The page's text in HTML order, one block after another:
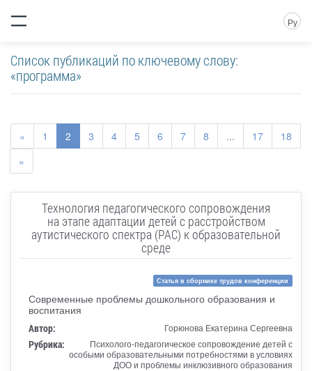
Ру
Список публикаций по ключевому слову:
«программа»
« 1 2 3 4 5 6 7 8 ... 17
18
»
Технология педагогического сопровождения
на этапе адаптации детей с расстройством
аутистического спектра (РАС) к образовательной
среде
Статья в сборнике трудов конференции
Современные проблемы дошкольного образования и
воспитания
Автор: Горюнова Екатерина Сергеевна
Рубрика:
Психолого-педагогическое сопровождение детей с
особыми образовательными потребностями в условиях
ДОО и проблемы инклюзивного образования